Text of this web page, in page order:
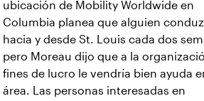
ubicación de Mobility Worldwide en
Columbia planea que alguien
hacia y desde St. Louis cada dos
pero Moreau dijo que a la
fines de lucro le vendría bien ayuda
área. Las personas interesadas en